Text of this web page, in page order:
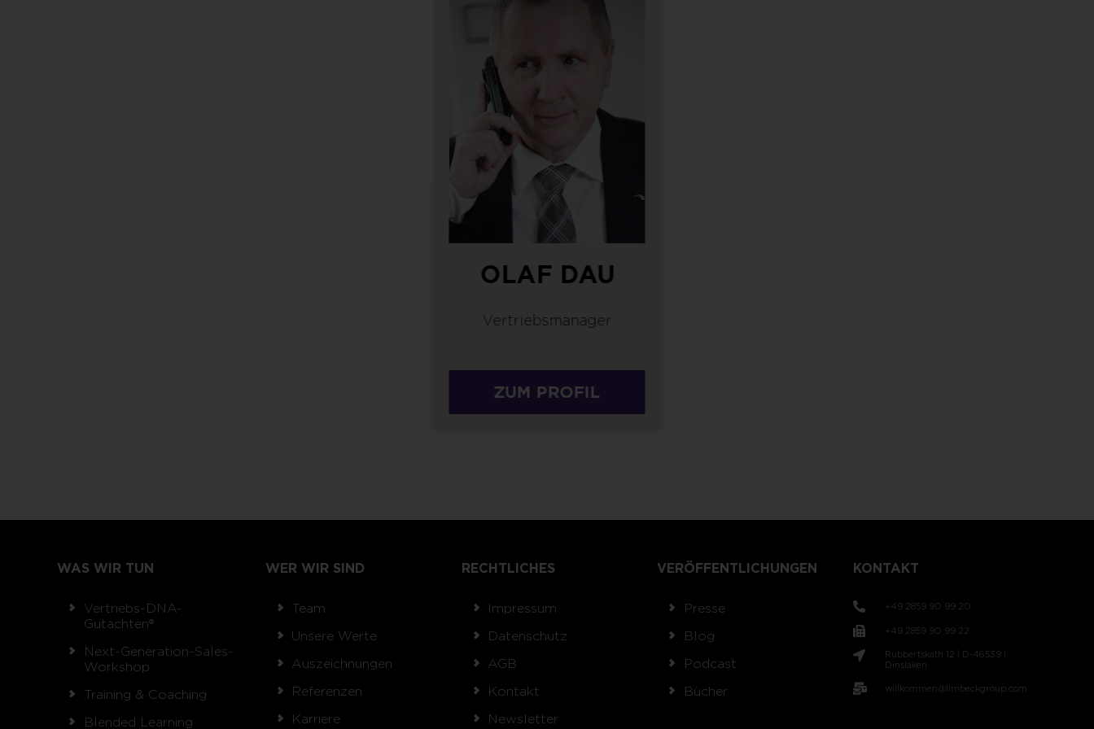
OLAF DAU
Vertriebsmanager
ZUM PROFIL
WAS WIR TUN
Vertriebs-DNA-
Gutachten®
Next-Generation-Sales-
Workshop
Training & Coaching
Blended Learning
WER WIR SIND
Team
Unsere Werte
Auszeichnungen
Referenzen
Karriere
RECHTLICHES
Impressum
Datenschutz
AGB
Kontakt
Newsletter
VERÖFFENTLICHUNGEN
Presse
Blog
Podcast
Bücher
KONTAKT
+49 2859 90 99 20
+49 2859 90 99 22
Rubbertskath 12 | D-46539 |
Dinslaken
willkommen@limbeckgroup.com